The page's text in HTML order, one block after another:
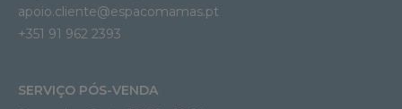
apoio.cliente@espacomamas.pt
+351 91 962 2393
SERVIÇO PÓS-VENDA